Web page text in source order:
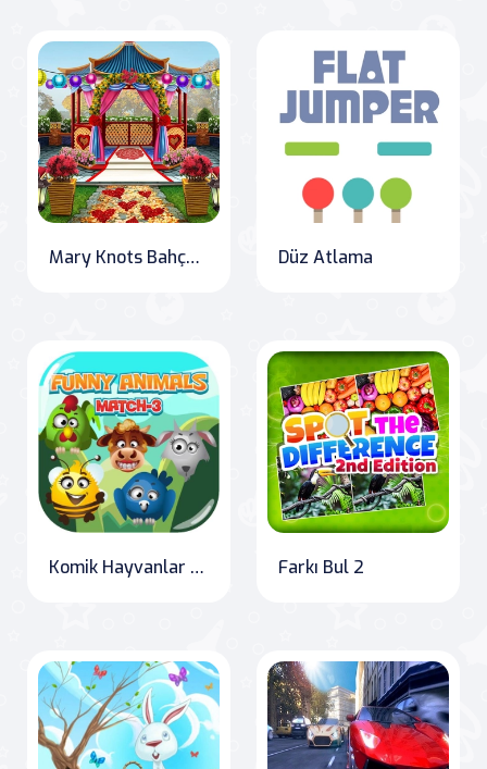
Mary Knots Bahçe Düğünü Saklı Nesne Düz Atlama
Komik Hayvanlar Eşleştirme 3 Farkı Bul 2